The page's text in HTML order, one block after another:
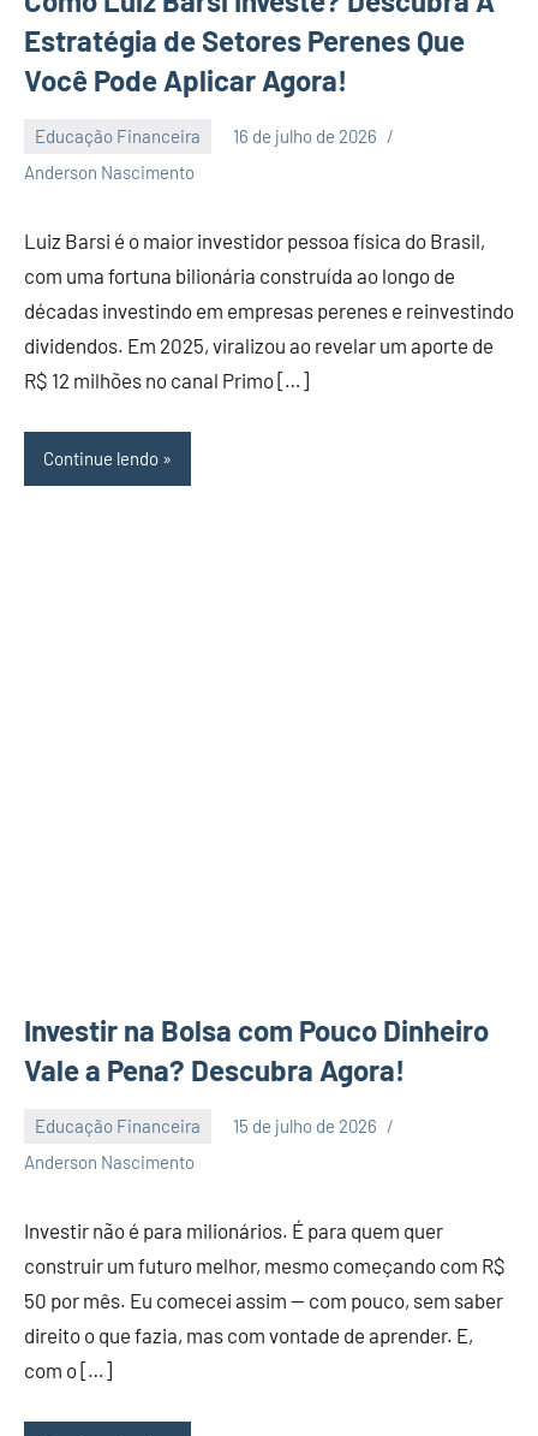
Estratégia de Setores Perenes Que
Você Pode Aplicar Agora!
Educação Financeira
16 de julho de 2026
Anderson Nascimento
Nenhum
Luiz Barsi é o maior investidor pessoa física do Brasil,
com uma fortuna bilionária construída ao longo de
décadas investindo em empresas perenes e reinvestindo
dividendos. Em 2025, viralizou ao revelar um aporte de
R$ 12 milhões no canal Primo […]
Continue lendo
Investir na Bolsa com Pouco Dinheiro
Vale a Pena? Descubra Agora!
Educação Financeira
15 de julho de 2026
Anderson Nascimento
2
Investir não é para milionários. É para quem quer
construir um futuro melhor, mesmo começando com R$
50 por mês. Eu comecei assim — com pouco, sem saber
direito o que fazia, mas com vontade de aprender. E,
com o […]